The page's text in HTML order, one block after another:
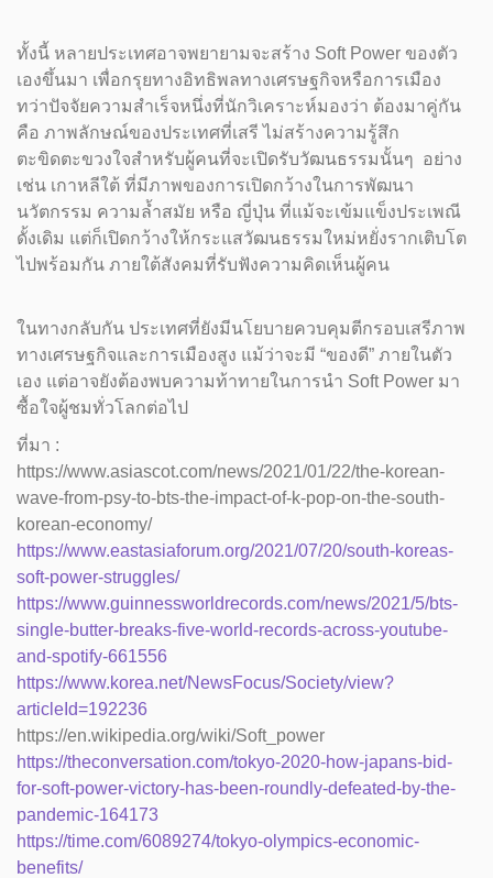
ทั้งนี้ หลายประเทศอาจพยายามจะสร้าง Soft Power ของตัว
เองขึ้นมา เพื่อกรุยทางอิทธิพลทางเศรษฐกิจหรือการเมือง
ทว่าปัจจัยความสำเร็จหนึ่งที่นักวิเคราะห์มองว่า ต้องมาคู่กัน
คือ ภาพลักษณ์ของประเทศที่เสรี ไม่สร้างความรู้สึก
ตะขิดตะขวงใจสำหรับผู้คนที่จะเปิดรับวัฒนธรรมนั้นๆ อย่าง
เช่น เกาหลีใต้ ที่มีภาพของการเปิดกว้างในการพัฒนา
นวัตกรรม ความล้ำสมัย หรือ ญี่ปุ่น ที่แม้จะเข้มแข็งประเพณี
ดั้งเดิม แต่ก็เปิดกว้างให้กระแสวัฒนธรรมใหม่หยั่งรากเติบโต
ไปพร้อมกัน ภายใต้สังคมที่รับฟังความคิดเห็นผู้คน
ในทางกลับกัน ประเทศที่ยังมีนโยบายควบคุมตีกรอบเสรีภาพ
ทางเศรษฐกิจและการเมืองสูง แม้ว่าจะมี “ของดี” ภายในตัว
เอง แต่อาจยังต้องพบความท้าทายในการนำ Soft Power มา
ซื้อใจผู้ชมทั่วโลกต่อไป
ที่มา :
https://www.asiascot.com/news/2021/01/22/the-korean-
wave-from-psy-to-bts-the-impact-of-k-pop-on-the-south-
korean-economy/
https://www.eastasiaforum.org/2021/07/20/south-koreas-
soft-power-struggles/
https://www.guinnessworldrecords.com/news/2021/5/bts-
single-butter-breaks-five-world-records-across-youtube-
and-spotify-661556
https://www.korea.net/NewsFocus/Society/view?
articleId=192236
https://en.wikipedia.org/wiki/Soft_power
https://theconversation.com/tokyo-2020-how-japans-bid-
for-soft-power-victory-has-been-roundly-defeated-by-the-
pandemic-164173
https://time.com/6089274/tokyo-olympics-economic-
benefits/